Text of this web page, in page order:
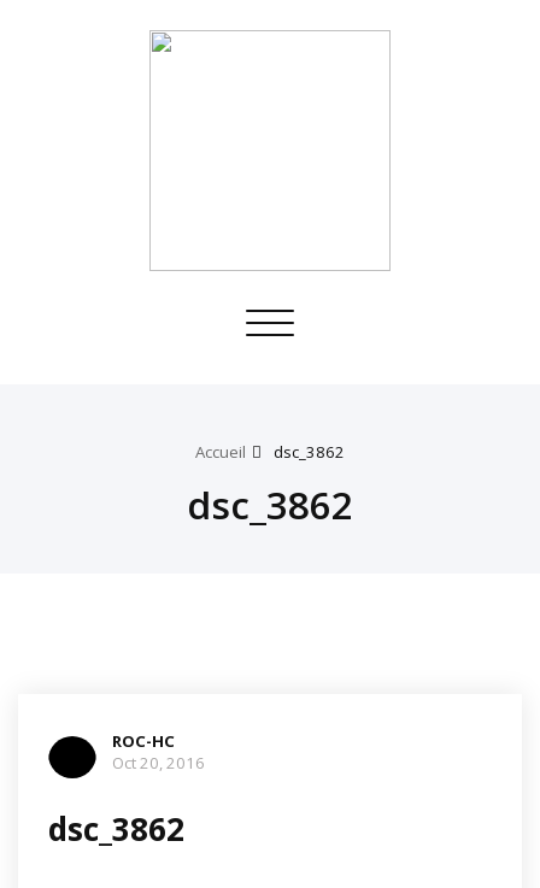
Toggle
Accueil dsc_3862
dsc_3862
ROC-HC
Oct 20, 2016
dsc_3862